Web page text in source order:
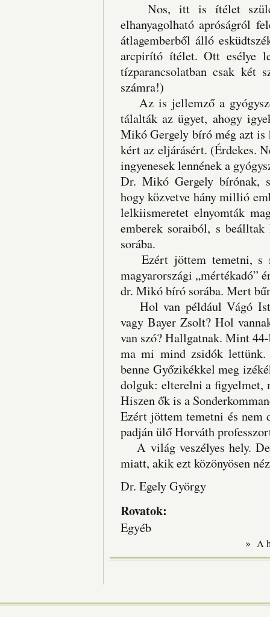
Nos, itt is ítélet
elhanyagolható apróságról
átlagemberből álló
arcpirító ítélet. Ott esélye
tízparancsolatban csak
számra!)
Az is jellemző a
tálalták az ügyet, ahogy
Mikó Gergely bíró még azt is
kért az eljárásért. (Érdekes.
ingyenesek lennének a
Dr. Mikó Gergely bírónak,
hogy közvetve hány millió
lelkiismeretet elnyomták
emberek soraiból, s
sorába.
Ezért jöttem temetni, s
magyarországi „mértékadó”
dr. Mikó bíró sorába. Mert
Hol van például Vágó
vagy Bayer Zsolt? Hol
van szó? Hallgatnak. Mint
ma mi mind zsidók
benne Győzikékkel meg
dolguk: elterelni a figyelmet,
Hiszen ők is a
Ezért jöttem temetni és nem
padján ülő Horváth
A világ veszélyes hely. De
miatt, akik ezt közönyösen
Dr. Egely György
Rovatok:
Egyéb
» A